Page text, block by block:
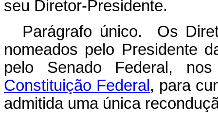
seu Diretor-Presidente.
Parágrafo único. Os
nomeados pelo Presidente
pelo Senado Federal,
Constituição Federal , para
admitida uma única